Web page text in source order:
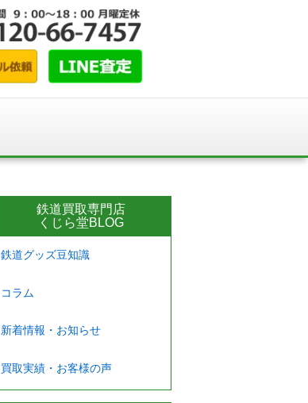
鉄道買取専門店
くじら堂BLOG
鉄道グッズ豆知識
コラム
新着情報・お知らせ
買取実績・お客様の声